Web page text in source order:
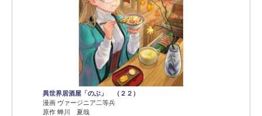
異世界居酒屋「のぶ」 （２２）
漫画 ヴァージニア二等兵
原作 蝉川 夏哉